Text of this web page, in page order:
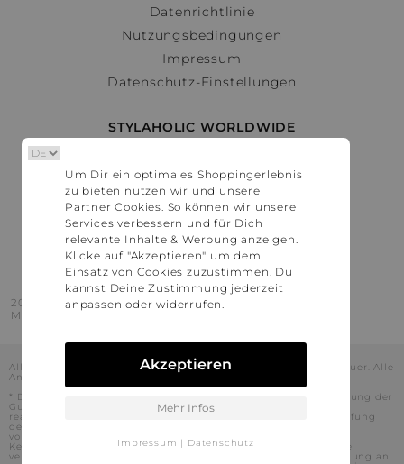
Datenrichtlinie
Nutzungsbedingungen
Impressum
Datenschutz-Einstellungen
STYLAHOLIC WORLDWIDE
Österreich
Schweiz
France
United States
2016 - 2026 © Stylaholic.
Made for you with love in munich.
Alle Preise inkl. der jeweils geltenden gesetzlichen Mehrwertsteuer. Alle
Angaben ohne Gewähr.
* Die angezeigten Preise beinhalten Rabatte, die durch die Nutzung der
Gutschein-Codes auf den Seiten unserer Partner voraussichtlich
realisiert werden können. Stylaholic führt keine vollständige Prüfung
der Gutschein-Codes durch und es kann daher in Einzelfällen
vorkommen, dass die Gutscheine abweichend von unserem
Kenntnisstand bei dem jeweiligen Shop nicht oder nur teilweise
verwendet werden können. Darüber hinaus kann deren Verwendung an
Um Dir ein optimales Shoppingerlebnis
zu bieten nutzen wir und unsere
Partner Cookies. So können wir unsere
Services verbessern und für Dich
relevante Inhalte & Werbung anzeigen.
Klicke auf "Akzeptieren" um dem
Einsatz von Cookies zuzustimmen. Du
kannst Deine Zustimmung jederzeit
anpassen oder widerrufen.
Akzeptieren
Mehr Infos
Impressum | Datenschutz